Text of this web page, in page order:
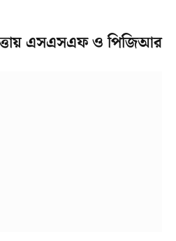
এসএসএফ ও পিজিআর